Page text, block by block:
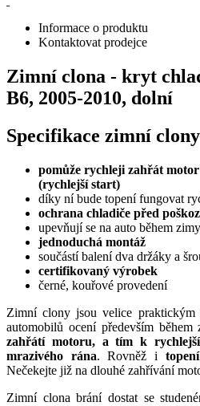
Informace o produktu
Kontaktovat prodejce
Zimní clona - kryt
B6, 2005-2010, dolní
Specifikace zimní clony
pomůže rychleji zahřát
(rychlejší start)
díky ní bude topení fungovat
ochrana chladiče před
upevňují se na auto během zimy
jednoduchá montáž
součástí balení dva držáky a
certifikovaný výrobek
černé, kouřové provedení
Zimní clony jsou velice praktickým
automobilů ocení především
zahřátí motoru, a tím k
mrazivého rána. Rovněž i
Nečekejte již na dlouhé zahřívání
Zimní clona brání dostat se